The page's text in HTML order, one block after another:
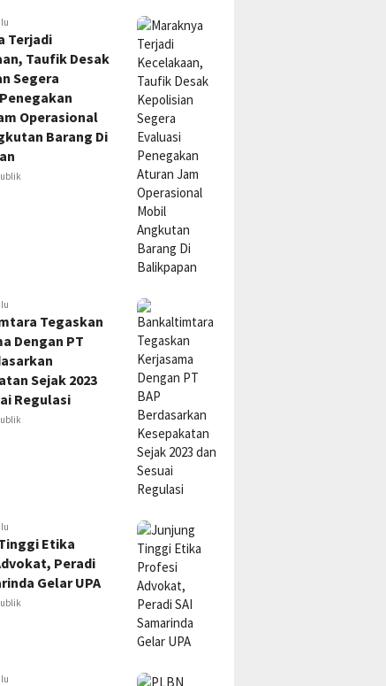
Terjadi
Taufik Desak
Segera
Operasional
Barang Di
Tegaskan
Dengan PT
Sejak 2023
Regulasi
Etika
Peradi
Gelar UPA